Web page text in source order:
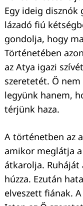
Egy ideig disznók
lázadó fiú
gondolja, hogy
Történetében
az Atya igazi
szeretetét. Ő
legyünk hanem,
térjünk haza.
A történetben az
amikor meglátja
átkarolja. Ruháját
húzza. Ezután
elveszett fiának.